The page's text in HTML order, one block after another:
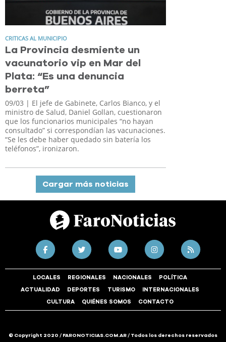
CRITICAS AL MUNICIPIO
La Provincia desmiente un
vacunatorio vip en Mar del
Plata: “Es una denuncia
berreta”
09/03 | El jefe de Gabinete, Carlos Bianco, y el
ministro de Salud, Daniel Gollan, cuestionaron
que los funcionarios municipales “no hayan
consultado” si correspondían las vacunaciones.
“Se les debe haber quedado sin batería los
teléfonos”, ironizaron.
Cargar más noticias
LOCALES REGIONALES NACIONALES POLÍTICA
ACTUALIDAD DEPORTES TURISMO INTERNACIONALES
CULTURA QUIÉNES SOMOS CONTACTO
© Copyright 2020 / FARONOTICIAS.COM.AR / Todos los derechos reservados